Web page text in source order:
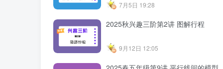
7月5日 19:28
2025秋兴趣三阶第2讲 图解行程
9月12日 12:05